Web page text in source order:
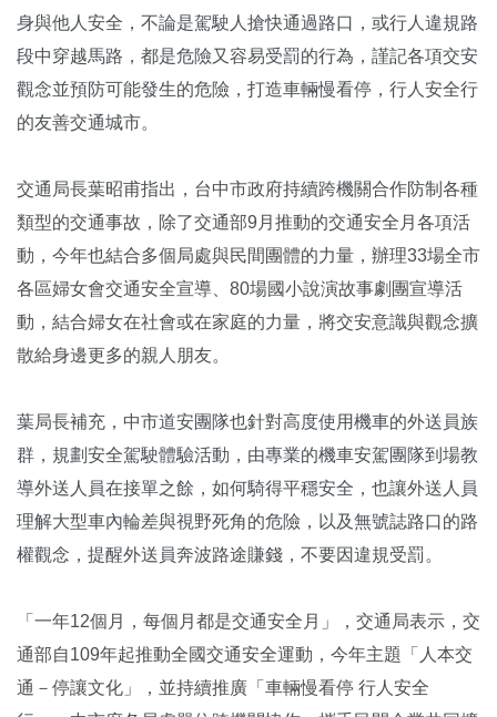
身與他人安全，不論是駕駛人搶快通過路口，或行人違規路
段中穿越馬路，都是危險又容易受罰的行為，謹記各項交安
觀念並預防可能發生的危險，打造車輛慢看停，行人安全行
的友善交通城市。
交通局長葉昭甫指出，台中市政府持續跨機關合作防制各種
類型的交通事故，除了交通部9月推動的交通安全月各項活
動，今年也結合多個局處與民間團體的力量，辦理33場全市
各區婦女會交通安全宣導、80場國小說演故事劇團宣導活
動，結合婦女在社會或在家庭的力量，將交安意識與觀念擴
散給身邊更多的親人朋友。
葉局長補充，中市道安團隊也針對高度使用機車的外送員族
群，規劃安全駕駛體驗活動，由專業的機車安駕團隊到場教
導外送人員在接單之餘，如何騎得平穩安全，也讓外送人員
理解大型車內輪差與視野死角的危險，以及無號誌路口的路
權觀念，提醒外送員奔波路途賺錢，不要因違規受罰。
「一年12個月，每個月都是交通安全月」，交通局表示，交
通部自109年起推動全國交通安全運動，今年主題「人本交
通－停讓文化」，並持續推廣「車輛慢看停 行人安全